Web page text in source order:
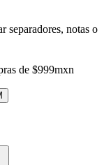
separadores, notas o
de $999mxn